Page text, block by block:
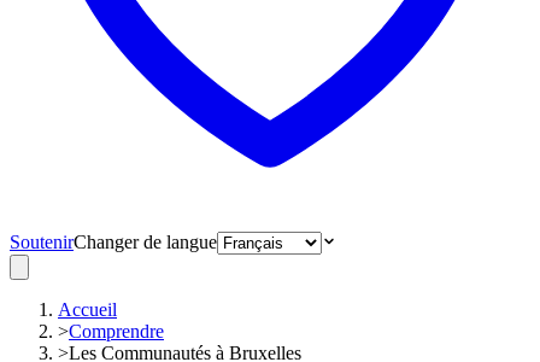
SoutenirChanger de langue
Accueil
>Comprendre
>Les Communautés à Bruxelles